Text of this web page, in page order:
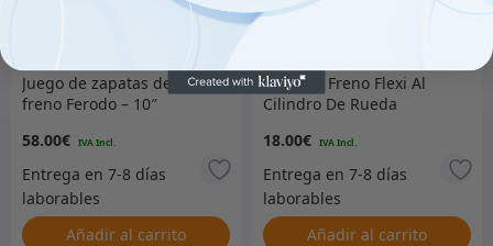
Juego de zapatas de
freno Ferodo – 10″
58.00€
Añadir al carrito
Tubo De Freno Flexi Al
Cilindro De Rueda
18.00€
Añadir al carrito